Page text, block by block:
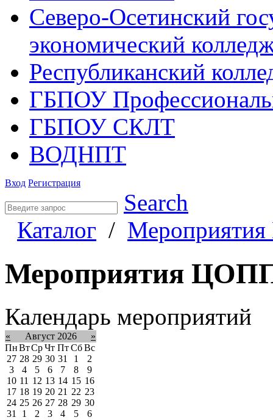
Северо-Осетинский
экономический
Республиканский
ГБПОУ
ГБПОУ СКЛТ
ВОДНПТ
Вход Регистрация
Search
Каталог /
Мероприятия
Календарь мероприятий
« Август 2026
»
ПнВтСрЧт Пт Сб Вс
27 28 29 30 31 1
2
3
4 5 6 7 8
9
10 11 12 13 14 15 16
17 18 19 20 21 22 23
24 25 26 27 28 29 30
31
1 2 3 4 5 6